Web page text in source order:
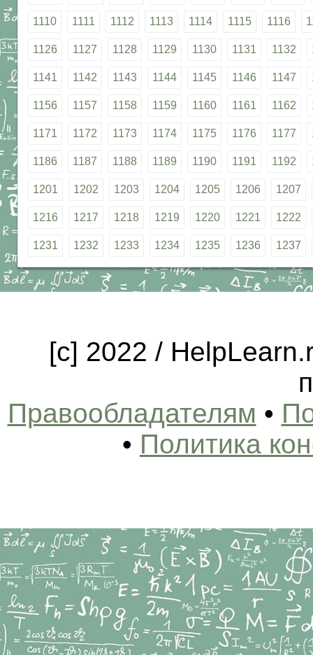
1110 1111 1112 1113 1114 1115 1116
1126 1127 1128 1129 1130 1131 1132
1141 1142 1143 1144 1145 1146 1147
1156 1157 1158 1159 1160 1161 1162
1171 1172 1173 1174 1175 1176 1177
1186 1187 1188 1189 1190 1191 1192
1201 1202 1203 1204 1205 1206 1207
1216 1217 1218 1219 1220 1221 1222
1231 1232 1233 1234 1235 1236 1237
[c] 2022 /
Правообладателям •
• Политика